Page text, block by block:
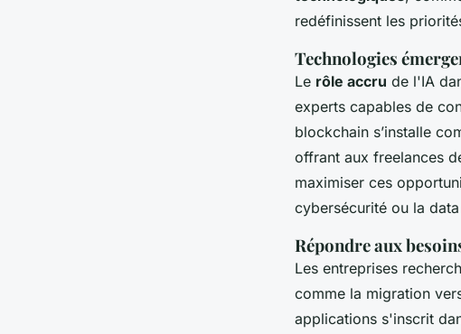
redéfinissent les
Technologies
Le rôle accru de l'IA
experts capables de
blockchain s’installe
offrant aux freelances
maximiser ces
cybersécurité ou la
Répondre aux
Les entreprises
comme la migration
applications s'inscrit